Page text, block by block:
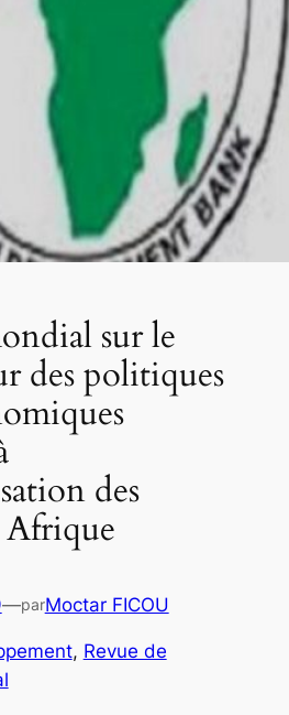
sur le
des politiques
des
Afrique
—parMoctar FICOU
, Revue de